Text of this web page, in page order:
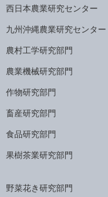
西日本農業研究センター
九州沖縄農業研究センター
農村工学研究部門
農業機械研究部門
作物研究部門
畜産研究部門
食品研究部門
果樹茶業研究部門
野菜花き研究部門